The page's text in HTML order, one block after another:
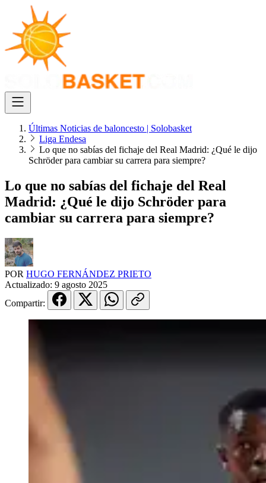
Últimas Noticias de baloncesto | Solobasket
Liga Endesa
Lo que no sabías del fichaje del Real Madrid: ¿Qué le dijo
Schröder para cambiar su carrera para siempre?
Lo que no sabías del fichaje del Real
Madrid: ¿Qué le dijo Schröder para
cambiar su carrera para siempre?
POR HUGO FERNÁNDEZ PRIETO
Actualizado: 9 agosto 2025
Compartir: